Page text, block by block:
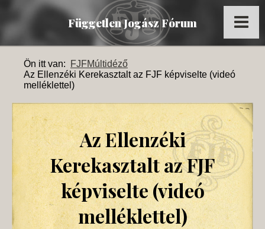
Független Jogász Fórum
Főoldal
Dokumentumok
Múltidéző
Tagok
Képek
Az FJF az MTI-ben
Ön itt van: FJFMúltidéző
Az Ellenzéki Kerekasztalt az FJF képviselte (videó
melléklettel)
Az Ellenzéki
Kerekasztalt az FJF
képviselte (videó
melléklettel)